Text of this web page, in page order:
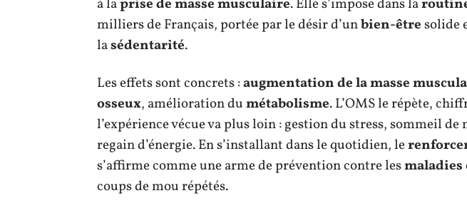
à laprise de masse musculaire. Elle s’impose dans la
milliers de Français, portée par le désir d’unbien-êtresolide
lasédentarité.
Les effets sont concrets :augmentation de la masse
osseux, amélioration dumétabolisme. L’OMS le répète,
l’expérience vécue va plus loin : gestion du stress, sommeil
regain d’énergie. En s’installant dans le quotidien, le
s’affirme comme une arme de prévention contre les
coups de mou répétés.